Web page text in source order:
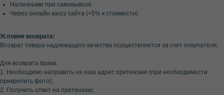
Наличными при самовывозе
Через онлайн кассу сайта (+5% к стоимости)
Условия возврата:
Возврат товара надлежащего качества осуществляется за счет покупателя.
Для возврата брака:
1. Необходимо направить на наш адрес претензию (при необходимости
прикрепить фото);
2. Получить ответ на претензию;